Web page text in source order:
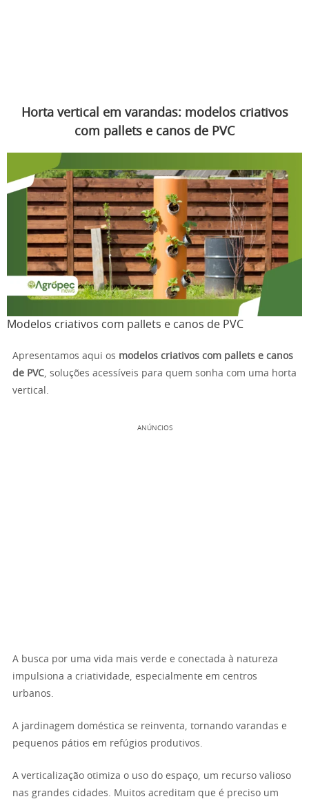
Horta vertical em varandas: modelos criativos
com pallets e canos de PVC
Modelos criativos com pallets e canos de PVC
Apresentamos aqui os modelos criativos com pallets e canos
de PVC, soluções acessíveis para quem sonha com uma horta
vertical.
ANÚNCIOS
A busca por uma vida mais verde e conectada à natureza
impulsiona a criatividade, especialmente em centros
urbanos.
A jardinagem doméstica se reinventa, tornando varandas e
pequenos pátios em refúgios produtivos.
A verticalização otimiza o uso do espaço, um recurso valioso
nas grandes cidades. Muitos acreditam que é preciso um